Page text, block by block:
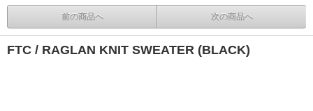
前の商品へ 次の商品へ
FTC / RAGLAN KNIT SWEATER (BLACK)